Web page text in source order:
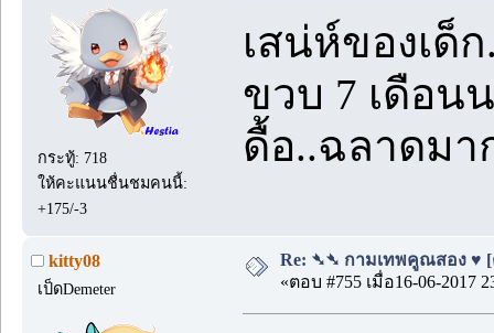
กระทู้: 718
ให้คะแนนชื่นชมคนนี้:
+175/-3
เสน่ห์ของเด็
ขวบ 7 เดือน
ดื้อ..ฉลาดมา
kitty08
เป็ดDemeter
Re: ➴➴ กามเทพคูณสอง ♥ [
«ตอบ #755 เมื่อ16-06-2017